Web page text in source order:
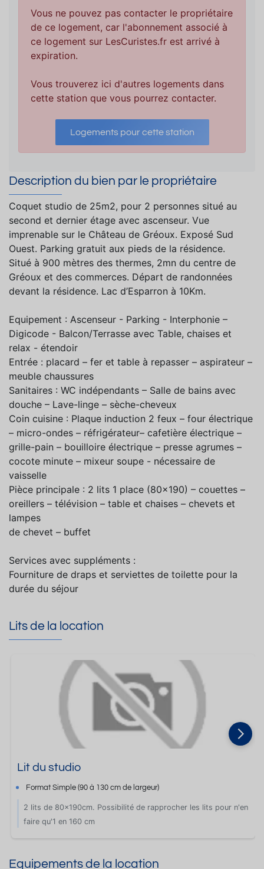
Vous ne pouvez pas contacter le propriétaire
de ce logement, car l'abonnement associé à
ce logement sur LesCuristes.fr est arrivé à
expiration.
Vous trouverez ici d'autres logements dans
cette station que vous pourrez contacter.
Logements pour cette station
Description du bien par le propriétaire
Coquet studio de 25m2, pour 2 personnes situé au
second et dernier étage avec ascenseur. Vue
imprenable sur le Château de Gréoux. Exposé Sud
Ouest. Parking gratuit aux pieds de la résidence.
Situé à 900 mètres des thermes, 2mn du centre de
Gréoux et des commerces. Départ de randonnées
devant la résidence. Lac d’Esparron à 10Km.
Equipement : Ascenseur - Parking - Interphonie –
Digicode - Balcon/Terrasse avec Table, chaises et
relax - étendoir
Entrée : placard – fer et table à repasser – aspirateur –
meuble chaussures
Sanitaires : WC indépendants – Salle de bains avec
douche – Lave-linge – sèche-cheveux
Coin cuisine : Plaque induction 2 feux – four électrique
– micro-ondes – réfrigérateur– cafetière électrique –
grille-pain – bouilloire électrique – presse agrumes –
cocote minute – mixeur soupe - nécessaire de
vaisselle
Pièce principale : 2 lits 1 place (80x190) – couettes –
oreillers – télévision – table et chaises – chevets et
lampes
de chevet – buffet
Services avec suppléments :
Fourniture de draps et serviettes de toilette pour la
durée du séjour
Lits de la location
Lit du studio
FormatSimple (90 à 130 cm de largeur)
2 lits de 80x190cm. Possibilité de rapprocher les lits pour n'en
faire qu'1 en 160 cm
Equipements de la location